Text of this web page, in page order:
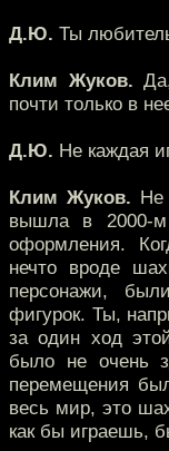
Д.Ю. Ты
Клим Жуков.
почти только в
Д.Ю. Не каждая
Клим Жуков. Не
вышла в 2000-
оформления.
нечто вроде
персонажи,
фигурок. Ты,
за один ход
было не очень
перемещения
весь мир, это
как бы играешь,